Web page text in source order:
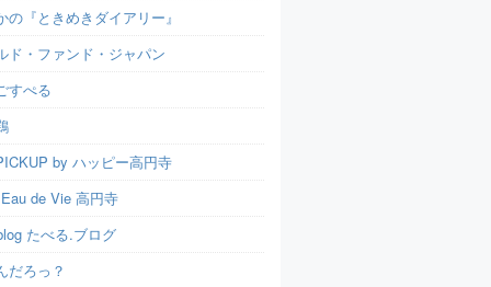
の『ときめきダイアリー』
ド・ファンド・ジャパン
すぺる
by ハッピー高円寺
de Vie 高円寺
たべる.ブログ
だろっ？